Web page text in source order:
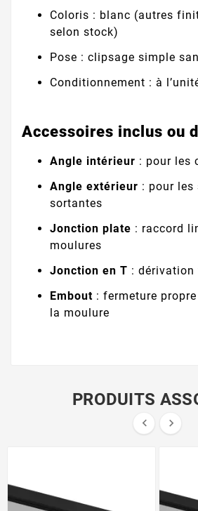
Coloris : blanc (autres
selon stock)
Pose : clipsage simple
Conditionnement : à
Accessoires inclus ou
Angle intérieur : pour les
Angle extérieur : pour les
sortantes
Jonction plate : raccord
moulures
Jonction en T : dérivation
Embout : fermeture
la moulure
PRODUITS
 